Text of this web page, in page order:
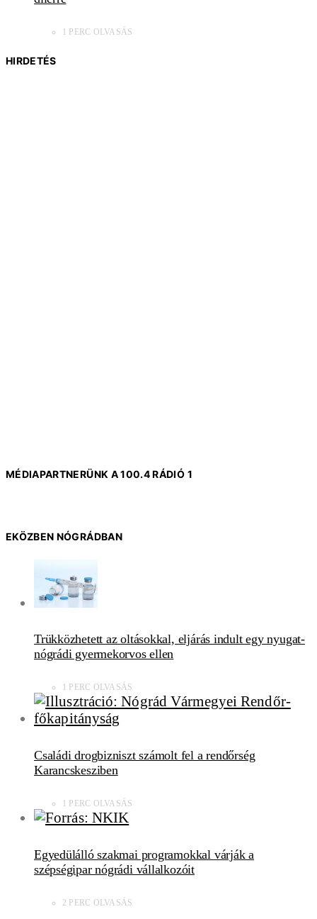
1 PERC OLVASÁS
HIRDETÉS
MÉDIAPARTNERÜNK A 100.4 RÁDIÓ 1
EKÖZBEN NÓGRÁDBAN
Trükközhetett az oltásokkal, eljárás indult egy nyugat-
nógrádi gyermekorvos ellen
1 PERC OLVASÁS
Családi drogbizniszt számolt fel a rendőrség
Karancskesziben
1 PERC OLVASÁS
Egyedülálló szakmai programokkal várják a
szépségipar nógrádi vállalkozóit
2 PERC OLVASÁS